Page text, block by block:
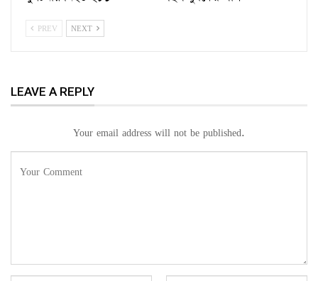
PREV NEXT
LEAVE A REPLY
Your email address will not be published.